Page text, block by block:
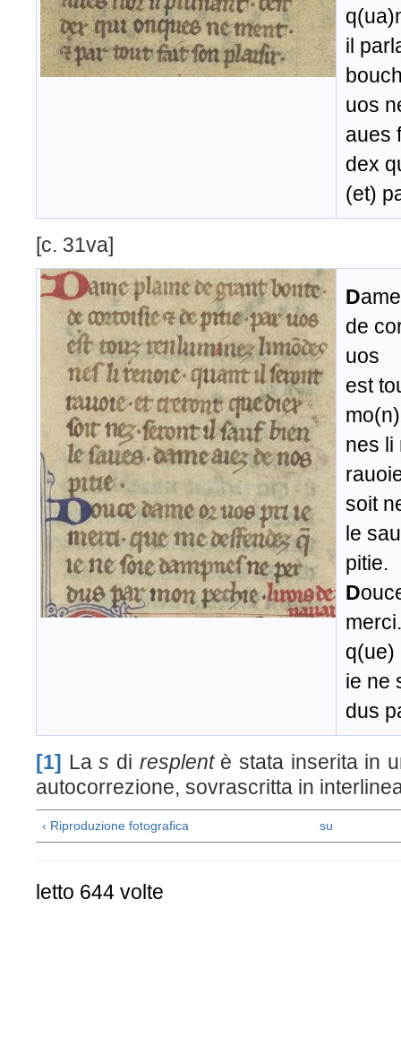
il
uos
aues
dex
(et)
[c. 31va]
D
de
uos
est
nes li
soit
le
pitie.
D
q(ue)
ie ne
dus
[1] Las di resplent è stata inserita in
autocorrezione, sovrascritta in
‹ Riproduzione fotografica su
letto 644 volte